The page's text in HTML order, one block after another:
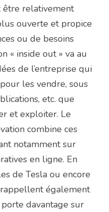
être relativement
ouverte et propice
ou de besoins
« inside out » va au
de l’entreprise qui
les vendre, sous
etc. que
et exploiter. Le
combine ces
notamment sur
en ligne. En
de Tesla ou encore
également
davantage sur